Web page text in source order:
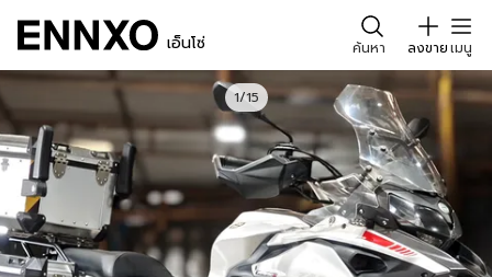
เอ็นโซ่ ค้นหา ลงขายเมนู
1/15